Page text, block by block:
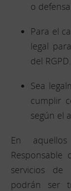
o
Para el
legal
del RGPD.
Sea
cumplir
según el
En
servicios de
podrán ser